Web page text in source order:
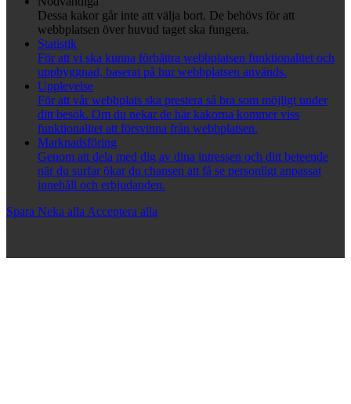
Dessa kakor går inte att välja bort. De behövs för att
webbplatsen över huvud taget ska fungera.
Statistik
För att vi ska kunna förbättra webbplatsen funktionalitet och
uppbyggnad, baserat på hur webbplatsen används.
Upplevelse
För att vår webbplats ska prestera så bra som möjligt under
ditt besök. Om du nekar de här kakorna kommer viss
funktionalitet att försvinna från webbplatsen.
Marknadsföring
Genom att dela med dig av dina intressen och ditt beteende
när du surfar ökar du chansen att få se personligt anpassat
innehåll och erbjudanden.
Spara Neka alla Acceptera alla